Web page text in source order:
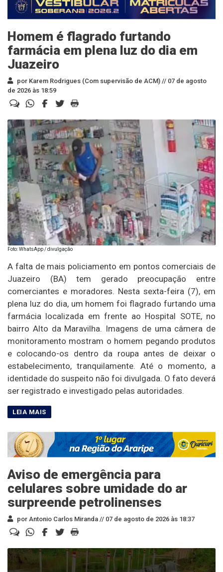
Homem é flagrado furtando
farmácia em plena luz do dia em
Juazeiro
por Karem Rodrigues (Com supervisão de ACM) // 07 de agosto
de 2026 às 18:59
Foto: WhatsApp / divulgação
A falta de mais policiamento em pontos comerciais de
Juazeiro (BA) tem gerado preocupação entre
comerciantes e moradores. Nesta sexta-feira (7), em
plena luz do dia, um homem foi flagrado furtando uma
farmácia localizada em frente ao Hospital SOTE, no
bairro Alto da Maravilha. Imagens de uma câmera de
monitoramento mostram o homem pegando produtos
e colocando-os dentro da roupa antes de deixar o
estabelecimento, tranquilamente. Até o momento, a
identidade do suspeito não foi divulgada. O fato deverá
ser registrado e investigado pelas autoridades.
Aviso de emergência para
celulares sobre umidade do ar
surpreende petrolinenses
por Antonio Carlos Miranda // 07 de agosto de 2026 às 18:37